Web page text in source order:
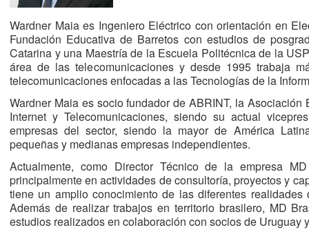
Wardner Maia es Ingeniero Eléctrico con orientación en
Fundación Educativa de Barretos con estudios de
Catarina y una Maestría de la Escuela Politécnica de la
área de las telecomunicaciones y desde 1995 trabaja
telecomunicaciones enfocadas a las Tecnologías de la
Wardner Maia es socio fundador de ABRINT, la
Internet y Telecomunicaciones, siendo su actual
empresas del sector, siendo la mayor de América
pequeñas y medianas empresas independientes.
Actualmente, como Director Técnico de la empresa
principalmente en actividades de consultoría, proyectos y
tiene un amplio conocimiento de las diferentes
Además de realizar trabajos en territorio brasilero, MD
estudios realizados en colaboración con socios de Uruguay